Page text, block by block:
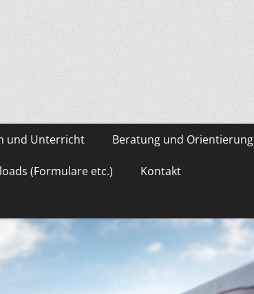
Gevelsberg
und Unterricht Beratung und Orientierung
(Formulare etc.) Kontakt